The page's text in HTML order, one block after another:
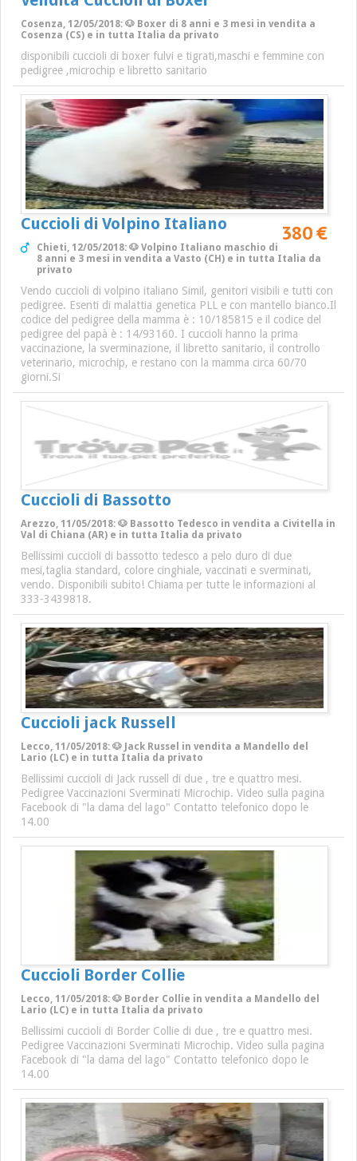
Cosenza, 12/05/2018: 🐶 Boxer di 8 anni e 3 mesi in vendita a
Cosenza (CS) e in tutta Italia da privato
disponibili cuccioli di boxer fulvi e tigrati,maschi e femmine con
pedigree ,microchip e libretto sanitario
Cuccioli di Volpino Italiano 380 €
Chieti, 12/05/2018: 🐶 Volpino Italiano maschio di
8 anni e 3 mesi in vendita a Vasto (CH) e in tutta Italia da
privato
Vendo cuccioli di volpino italiano Simil, genitori visibili e tutti con
pedigree. Esenti di malattia genetica PLL e con mantello bianco.Il
codice del pedigree della mamma è : 10/185815 e il codice del
pedigree del papà è : 14/93160. I cuccioli hanno la prima
vaccinazione, la sverminazione, il libretto sanitario, il controllo
veterinario, microchip, e restano con la mamma circa 60/70
giorni.Si
Cuccioli di Bassotto
Arezzo, 11/05/2018: 🐶 Bassotto Tedesco in vendita a Civitella in
Val di Chiana (AR) e in tutta Italia da privato
Bellissimi cuccioli di bassotto tedesco a pelo duro di due
mesi,taglia standard, colore cinghiale, vaccinati e sverminati,
vendo. Disponibili subito! Chiama per tutte le informazioni al
333-3439818.
Cuccioli jack Russell
Lecco, 11/05/2018: 🐶 Jack Russel in vendita a Mandello del
Lario (LC) e in tutta Italia da privato
Bellissimi cuccioli di Jack russell di due , tre e quattro mesi.
Pedigree Vaccinazioni Sverminati Microchip. Video sulla pagina
Facebook di "la dama del lago" Contatto telefonico dopo le
14.00
Cuccioli Border Collie
Lecco, 11/05/2018: 🐶 Border Collie in vendita a Mandello del
Lario (LC) e in tutta Italia da privato
Bellissimi cuccioli di Border Collie di due , tre e quattro mesi.
Pedigree Vaccinazioni Sverminati Microchip. Video sulla pagina
Facebook di "la dama del lago" Contatto telefonico dopo le
14.00